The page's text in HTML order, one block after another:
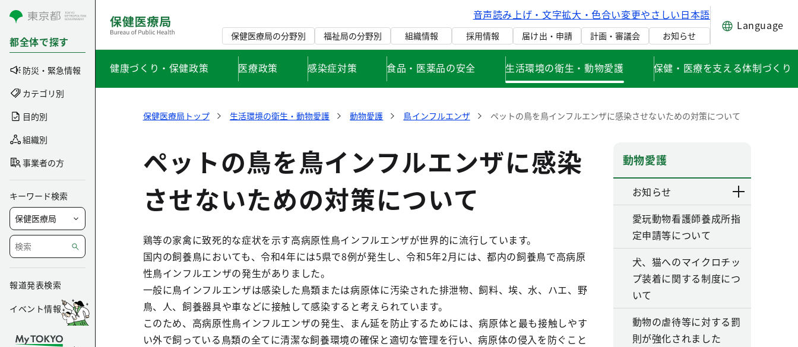
コンテンツにスキップ
都全体で探す
防災・緊急情報
カテゴリ別
目的別
組織別
事業者の方
キーワード検索
報道発表検索
イベント情報
音声読み上げ・文字拡大・色合い変更やさしい日本語
保健医療局の分野別 福祉局の分野別 組織情報 採用情報 届け出・申請 計画・審議会 お知らせ
Language
健康づくり・保健政策 医療政策 感染症対策 食品・医薬品の安全 生活環境の衛生・動物愛護 保健・医療を支える体制づくり
保健医療局トップ 生活環境の衛生・動物愛護 動物愛護 鳥インフルエンザ ペットの鳥を鳥インフルエンザに感染させないための対策について
ペットの鳥を鳥インフルエンザに感染
させないための対策について
鶏等の家禽に致死的な症状を示す高病原性鳥インフルエンザが世界的に流行しています。
国内の飼養鳥においても、令和4年には5県で8例が発生し、令和5年2月には、都内の飼養鳥で高病原
性鳥インフルエンザの発生がありました。
一般に鳥インフルエンザは感染した鳥類または病原体に汚染された排泄物、飼料、埃、水、ハエ、野
鳥、人、飼養器具や車などに接触して感染すると考えられています。
このため、高病原性鳥インフルエンザの発生、まん延を防止するためには、病原体と最も接触しやす
い外で飼っている鳥類の全てに清潔な飼養環境の確保と適切な管理を行い、病原体の侵入を防ぐこと
動物愛護
お知らせ
愛玩動物看護師養成所指
定申請等について
犬、猫へのマイクロチッ
プ装着に関する制度につ
いて
動物の虐待等に対する罰
則が強化されました